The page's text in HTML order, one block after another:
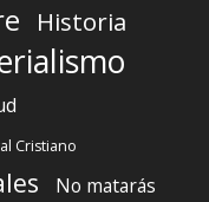
Historia
Cristiano
No matarás